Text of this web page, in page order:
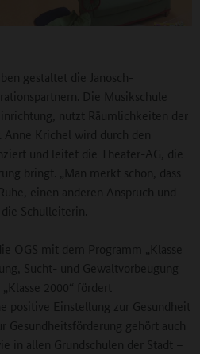
gestaltet die Janosch-
Die Musikschule
nutzt Räumlichkeiten der
Anne Krichel wird durch den
und leitet die Theater-AG, die
bringt. „Man merkt schon, dass
einen anderen Anspruch und
Schulleiterin.
OGS mit dem Programm „Klasse
Sucht- und Gewaltvorbeugung
2000“ fördert
positive Einstellung zur Gesundheit
Gesundheitsförderung gehört auch
in allen Grundschulen der Stadt –